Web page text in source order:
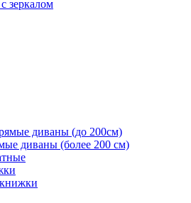
зеркалом
диваны (до 200см)
диваны (более 200 см)